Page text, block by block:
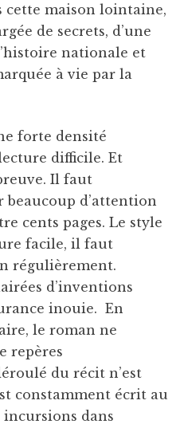
cette maison lointaine,
de secrets, d’une
nationale et
à vie par la
forte densité
difficile. Et
Il faut
beaucoup d’attention
cents pages. Le style
facile, il faut
régulièrement.
d’inventions
inouie. En
le roman ne
repères
du récit n’est
constamment écrit au
incursions dans